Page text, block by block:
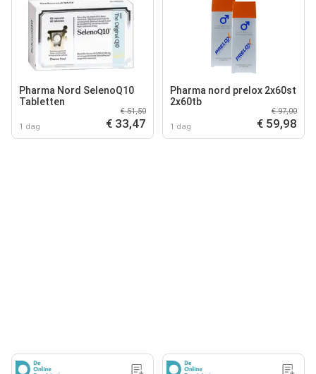
Pharma Nord SelenoQ10
Tabletten
1 dag
€ 51,50
€ 33,47
Pharma nord prelox 2x60st
2x60tb
1 dag
€ 97,00
€ 59,98